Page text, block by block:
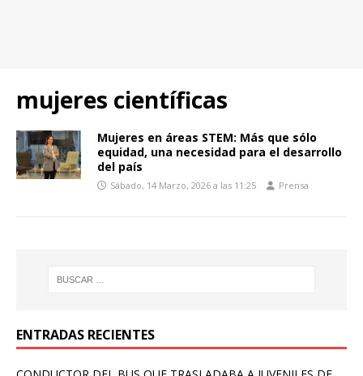
mujeres científicas
Mujeres en áreas STEM: Más que sólo
equidad, una necesidad para el desarrollo
del país
Sábado, 14 Marzo, 2026 a las 11:25 Prensa
ENTRADAS RECIENTES